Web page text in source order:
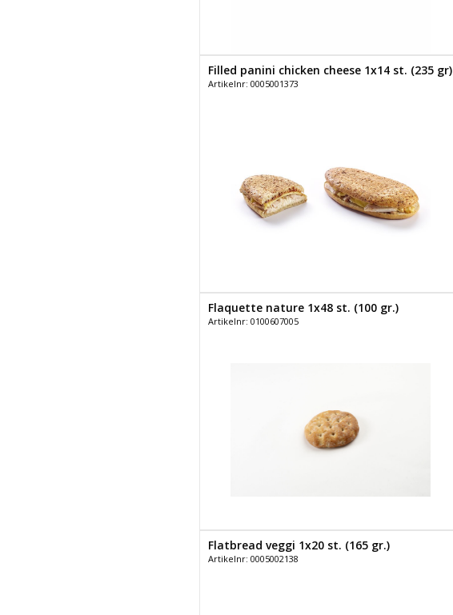
Filled panini chicken cheese 1x14 st. (235 gr)
Artikelnr: 0005001373
Flaquette nature 1x48 st. (100 gr.)
Artikelnr: 0100607005
Flatbread veggi 1x20 st. (165 gr.)
Artikelnr: 0005002138